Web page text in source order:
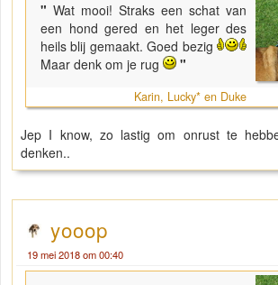
"Wat mooi! Straks een schat van
een hond gered en het leger des
heils blij gemaakt. Goed bezig
Maar denk om je rug
"
Karin, Lucky* en Duke
Jep I know, zo lastig om onrust te
denken..
yooop
19 mei 2018 om 00:40